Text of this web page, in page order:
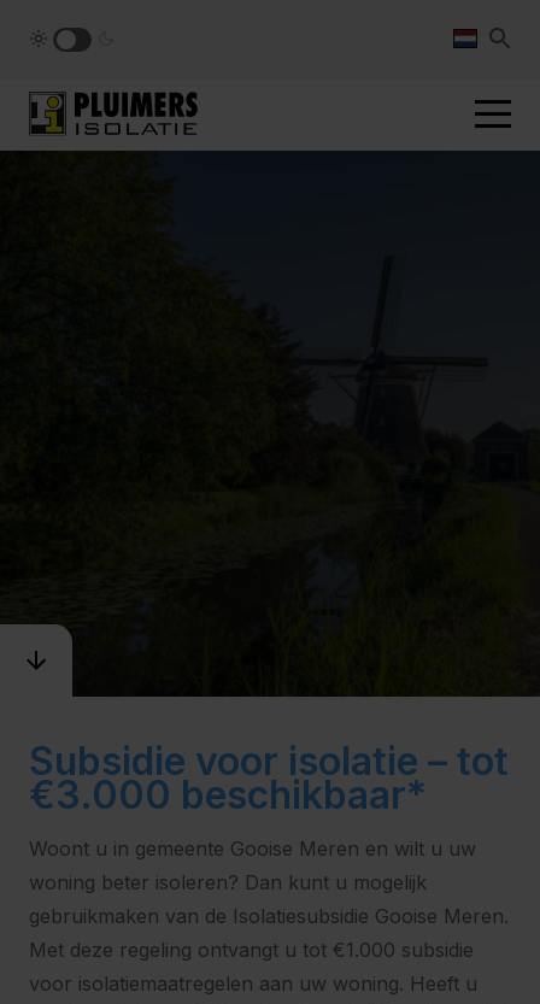
Subsidie voor isolatie – tot
€3.000 beschikbaar*
Woont u in gemeente Gooise Meren en wilt u uw
woning beter isoleren? Dan kunt u mogelijk
gebruikmaken van de Isolatiesubsidie Gooise Meren.
Met deze regeling ontvangt u tot €1.000 subsidie
voor isolatiemaatregelen aan uw woning. Heeft u